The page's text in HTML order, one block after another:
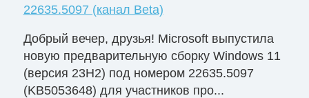
22635.5097 (канал Beta)
Добрый вечер, друзья! Microsoft выпустила
новую предварительную сборку Windows 11
(версия 23H2) под номером 22635.5097
(KB5053648) для участников про...